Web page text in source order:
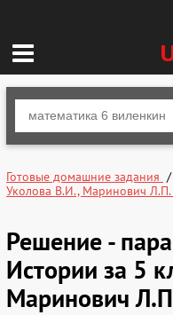
Готовые домашние задания
Уколова В.И., Маринович Л.П.
Решение -
Истории за 5
Маринович